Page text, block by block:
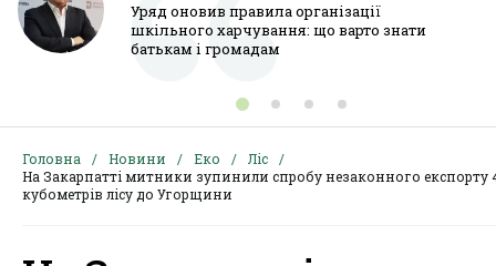
Уряд оновив правила організації
шкільного харчування: що варто знати
батькам і громадам
Головна Новини Еко
Ліс
На Закарпатті митники зупинили спробу незаконного експорту
кубометрів лісу до Угорщини